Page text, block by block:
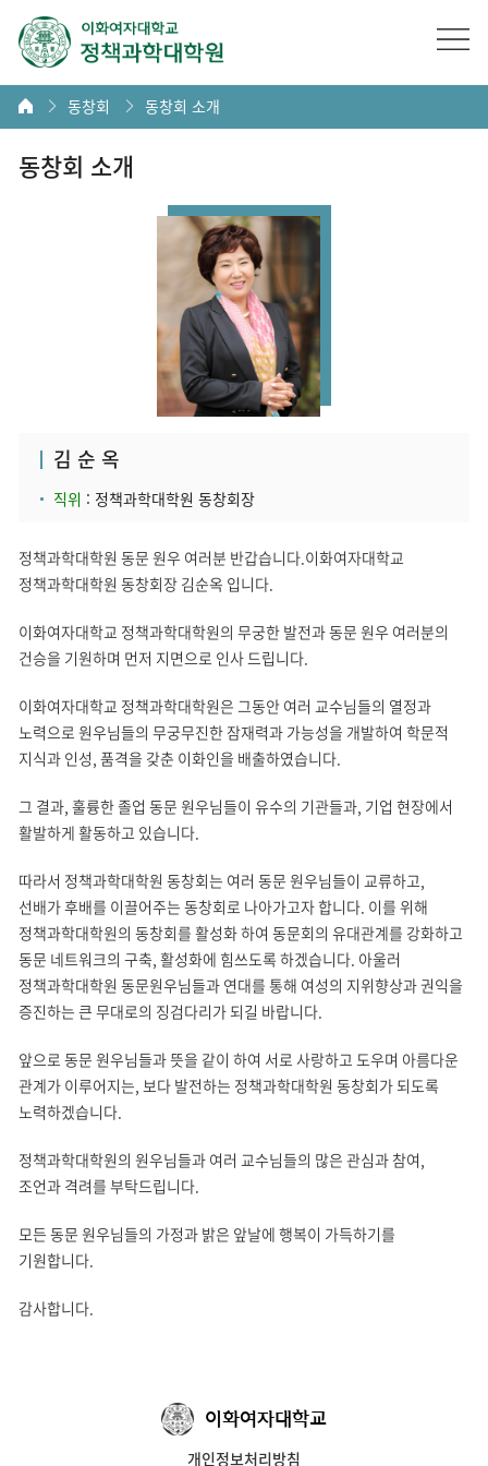
동창회 동창회 소개
동창회 소개
김 순 옥
직위 : 정책과학대학원 동창회장
정책과학대학원 동문 원우 여러분 반갑습니다.이화여자대학교
정책과학대학원 동창회장 김순옥 입니다.
이화여자대학교 정책과학대학원의 무궁한 발전과 동문 원우 여러분의
건승을 기원하며 먼저 지면으로 인사 드립니다.
이화여자대학교 정책과학대학원은 그동안 여러 교수님들의 열정과
노력으로 원우님들의 무궁무진한 잠재력과 가능성을 개발하여 학문적
지식과 인성, 품격을 갖춘 이화인을 배출하였습니다.
그 결과, 훌륭한 졸업 동문 원우님들이 유수의 기관들과, 기업 현장에서
활발하게 활동하고 있습니다.
따라서 정책과학대학원 동창회는 여러 동문 원우님들이 교류하고,
선배가 후배를 이끌어주는 동창회로 나아가고자 합니다. 이를 위해
정책과학대학원의 동창회를 활성화 하여 동문회의 유대관계를 강화하고
동문 네트워크의 구축, 활성화에 힘쓰도록 하겠습니다. 아울러
정책과학대학원 동문원우님들과 연대를 통해 여성의 지위향상과 권익을
증진하는 큰 무대로의 징검다리가 되길 바랍니다.
앞으로 동문 원우님들과 뜻을 같이 하여 서로 사랑하고 도우며 아름다운
관계가 이루어지는, 보다 발전하는 정책과학대학원 동창회가 되도록
노력하겠습니다.
정책과학대학원의 원우님들과 여러 교수님들의 많은 관심과 참여,
조언과 격려를 부탁드립니다.
모든 동문 원우님들의 가정과 밝은 앞날에 행복이 가득하기를
기원합니다.
감사합니다.
이화여자대학교
개인정보처리방침